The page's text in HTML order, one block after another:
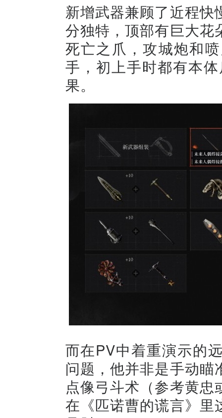
新增武器兼顾了近程
分独特，顶部有巨大
死亡之爪，攻城炮和
手，初上手时都有本
果。
而在PV中着重演示的
问题，他并非是手动
点像弓斗术（参考黄
在《匹诺曹的谎言》